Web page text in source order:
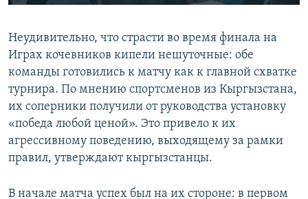
Auto 240p 360p 480p
720p 1080p
360p
480p
1080p
Неудивительно, что страсти во время финала на
Играх кочевников кипели нешуточные: обе
команды готовились к матчу как к главной схватке
турнира. По мнению спортсменов из Кыргызстана,
их соперники получили от руководства установку
«победа любой ценой». Это привело к их
агрессивному поведению, выходящему за рамки
правил, утверждают кыргызстанцы.
В начале матча успех был на их стороне: в первом